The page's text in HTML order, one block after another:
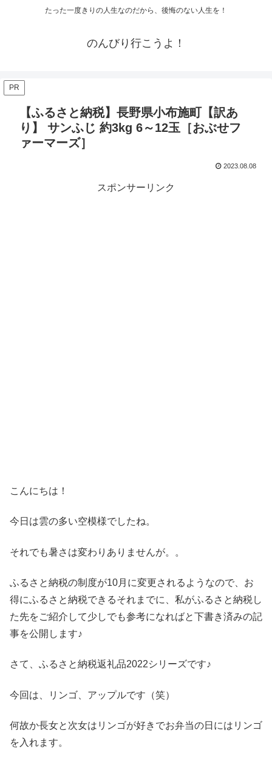
たった一度きりの人生なのだから、後悔のない人生を！
のんびり行こうよ！
PR
【ふるさと納税】長野県小布施町【訳あ
り】 サンふじ 約3kg 6～12玉［おぶせフ
ァーマーズ］
2023.08.08
スポンサーリンク
こんにちは！
今日は雲の多い空模様でしたね。
それでも暑さは変わりありませんが。。
ふるさと納税の制度が10月に変更されるようなので、お
得にふるさと納税できるそれまでに、私がふるさと納税し
た先をご紹介して少しでも参考になればと下書き済みの記
事を公開します♪
さて、ふるさと納税返礼品2022シリーズです♪
今回は、リンゴ、アップルです（笑）
何故か長女と次女はリンゴが好きでお弁当の日にはリンゴ
を入れます。